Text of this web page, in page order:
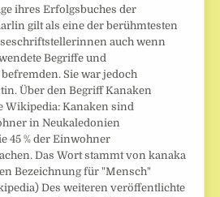
ihres Erfolgsbuches der
gilt als eine der berühmtesten
auch wenn
Begriffe und
Sie war jedoch
Über den Begriff Kanaken
Wikipedia: Kanaken sind
in Neukaledonien
45 % der Einwohner
Das Wort stammt von kanaka
Bezeichnung für "Mensch"
Des weiteren veröffentlichte